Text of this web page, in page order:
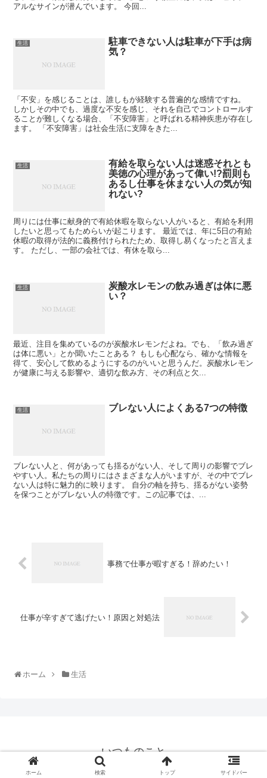
アルなサインが潜んでいます。 今回...
生活
駐車できない人は駐車が下手は病
気？
「不安」を感じることは、誰しもが経験する普遍的な感情ですね。
しかしその中でも、過度な不安を感じ、それを自己でコントロールす
ることが難しくなる場合、「不安障害」と呼ばれる精神疾患が存在し
ます。 「不安障害」は社会生活に支障をきた...
生活
有給を取らない人は迷惑それとも
美徳の心理があって偉い!?罰則も
あるし仕事を休まない人の気が知
れない?
周りには仕事に献身的で有給休暇を取らない人がいると、有給を利用
したいと思ってもためらいが起こります。 最近では、年に5日の有給
休暇の取得が法的に義務付けられたため、取得し易くなったと言えま
す。 ただし、一部の会社では、有休を取ら...
生活
炭酸水レモンの飲み過ぎは体に悪
い？
最近、注目を集めているのが炭酸水レモンだよね。でも、「飲み過ぎ
は体に悪い」とか聞いたことある？ もしも心配なら、確かな情報を
得て、安心して飲めるようにするのがいいと思うんだ。炭酸水レモン
が健康に与える影響や、適切な飲み方、その利点と欠...
生活 ブレない人によくある7つの特徴
ブレない人と、何があっても揺るがない人、そして周りの影響でブレ
やすい人。私たちの周りにはさまざまな人がいますが、その中でブレ
ない人は特に魅力的に映ります。 自分の軸を持ち、揺るがない姿勢
を保つことがブレない人の特徴です。この記事では、...
事務で仕事が暇すぎる！辞めたい！
仕事が辛すぎて逃げたい！原因と対処法
ホーム 生活
いつものこと
© 2018 いつものこと.
ホーム 検索 トップ サイドバー